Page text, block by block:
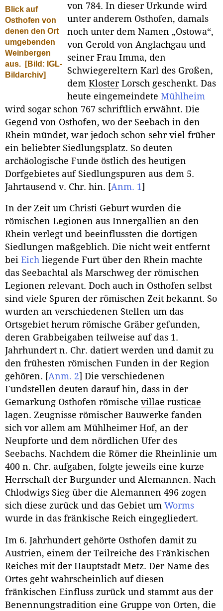
Blick auf
Osthofen von
denen den Ort
umgebenden
Weinbergen
aus.
[Bild: IGL-
Bildarchiv]
von 784. In dieser Urkunde wird
unter anderem Osthofen, damals
noch unter dem Namen „Ostowa“,
von Gerold von Anglachgau und
seiner Frau Imma, den
Schwiegereltern Karl des Großen,
dem KlosterLorsch geschenkt. Das
heute eingemeindete Mühlheim
wird sogar schon 767 schriftlich erwähnt. Die
Gegend von Osthofen, wo der Seebach in den
Rhein mündet, war jedoch schon sehr viel früher
ein beliebter Siedlungsplatz. So deuten
archäologische Funde östlich des heutigen
Dorfgebietes auf Siedlungspuren aus dem 5.
Jahrtausend v. Chr. hin. [Anm. 1]
In der Zeit um Christi Geburt wurden die
römischen Legionen aus Innergallien an den
Rhein verlegt und beeinflussten die dortigen
Siedlungen maßgeblich. Die nicht weit entfernt
bei Eich liegende Furt über den Rhein machte
das Seebachtal als Marschweg der römischen
Legionen relevant. Doch auch in Osthofen selbst
sind viele Spuren der römischen Zeit bekannt. So
wurden an verschiedenen Stellen um das
Ortsgebiet herum römische Gräber gefunden,
deren Grabbeigaben teilweise auf das 1.
Jahrhundert n. Chr. datiert werden und damit zu
den frühesten römischen Funden in der Region
gehören. [Anm. 2] Die verschiedenen
Fundstellen deuten darauf hin, dass in der
Gemarkung Osthofen römische villae rusticae
lagen. Zeugnisse römischer Bauwerke fanden
sich vor allem am Mühlheimer Hof, an der
Neupforte und dem nördlichen Ufer des
Seebachs. Nachdem die Römer die Rheinlinie um
400 n. Chr. aufgaben, folgte jeweils eine kurze
Herrschaft der Burgunder und Alemannen. Nach
Chlodwigs Sieg über die Alemannen 496 zogen
sich diese zurück und das Gebiet um Worms
wurde in das fränkische Reich eingegliedert.
Im 6. Jahrhundert gehörte Osthofen damit zu
Austrien, einem der Teilreiche des Fränkischen
Reiches mit der Hauptstadt Metz. Der Name des
Ortes geht wahrscheinlich auf diesen
fränkischen Einfluss zurück und stammt aus der
Benennungstradition eine Gruppe von Orten, die